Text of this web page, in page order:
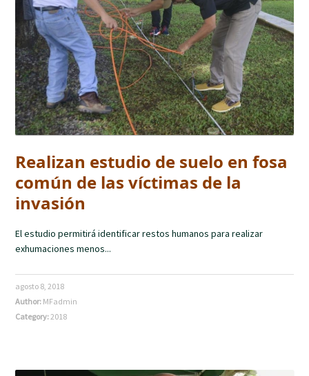
Realizan estudio de suelo en fosa
común de las víctimas de la
invasión
El estudio permitirá identificar restos humanos para realizar
exhumaciones menos...
agosto 8, 2018
Author: MFadmin
Category:2018